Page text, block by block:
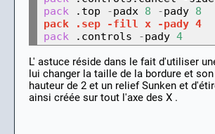
pack .top -padx 8 -pady 8
pack .sep -fill x -pady 4
pack .controls -pady 4
L' astuce réside dans le fait d'utiliser
lui changer la taille de la bordure et
hauteur de 2 et un relief Sunken et
ainsi créée sur tout l'axe des X .